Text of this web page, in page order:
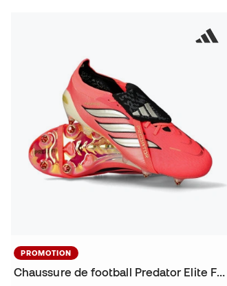
PROMOTION
Chaussure de football Predator Elite FT SG